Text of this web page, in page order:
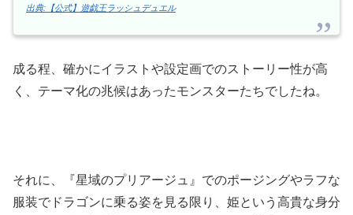
出典:【公式】遊戯王ラッシュデュエル
成る程、確かにイラストや設定画でのストーリー性が高
く、テーマ化の兆候はあったモンスターたちでしたね。
それに、『星域のプリアージュ』でのポージングやラフな
服装でドラゴンに乗る姿を見る限り、姫という高貴な身分